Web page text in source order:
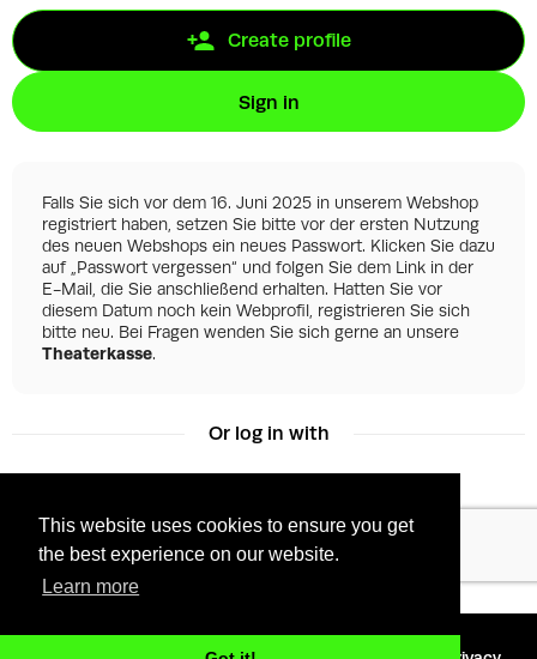
This website uses cookies to ensure you get
the best experience on our website.
Learn more
Create profile
Sign in
Falls Sie sich vor dem 16. Juni 2025 in unserem Webshop
registriert haben, setzen Sie bitte vor der ersten Nutzung
des neuen Webshops ein neues Passwort. Klicken Sie dazu
auf „Passwort vergessen“ und folgen Sie dem Link in der
E-Mail, die Sie anschließend erhalten. Hatten Sie vor
diesem Datum noch kein Webprofil, registrieren Sie sich
bitte neu. Bei Fragen wenden Sie sich gerne an unsere
Theaterkasse.
Or log in with
Facebook